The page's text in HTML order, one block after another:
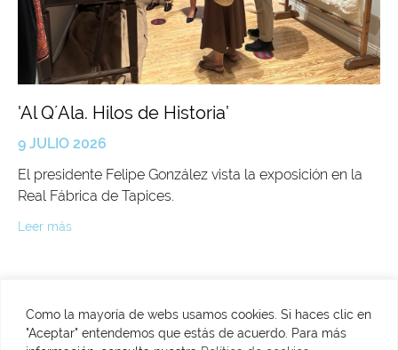
Como la mayoría de webs usamos cookies. Si haces clic en
"Aceptar" entendemos que estás de acuerdo. Para más
'Al Q´Ala. Hilos de Historia’
9 JULIO 2026
El presidente Felipe González vista la exposición en la
Real Fábrica de Tapices.
Leer más
C/ Fuenterrabía, 2. 28014 Madrid